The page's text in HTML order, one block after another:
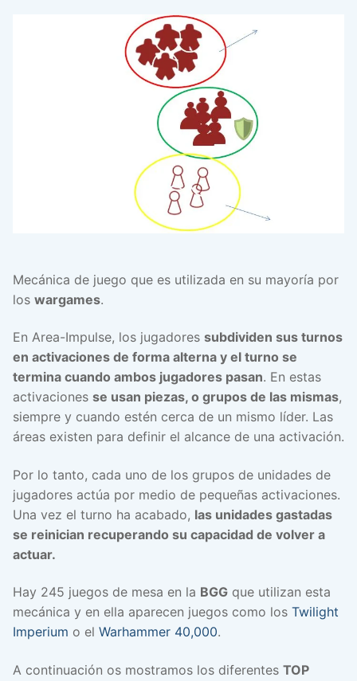
Mecánica de juego que es utilizada en su mayoría por
los wargames.
En Area-Impulse, los jugadores subdividen sus turnos
en activaciones de forma alterna y el turno se
termina cuando ambos jugadores pasan. En estas
activaciones se usan piezas, o grupos de las mismas,
siempre y cuando estén cerca de un mismo líder. Las
áreas existen para definir el alcance de una activación.
Por lo tanto, cada uno de los grupos de unidades de
jugadores actúa por medio de pequeñas activaciones.
Una vez el turno ha acabado, las unidades gastadas
se reinician recuperando su capacidad de volver a
actuar.
Hay 245 juegos de mesa en la BGG que utilizan esta
mecánica y en ella aparecen juegos como los Twilight
Imperium o el Warhammer 40,000.
A continuación os mostramos los diferentes TOP